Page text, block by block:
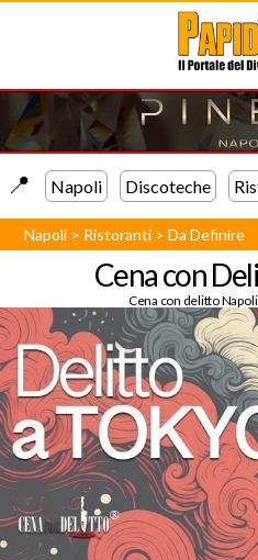
📍️ Napoli Discoteche
Napoli > Ristoranti >Da Definire
Cena con
Cena con delitto